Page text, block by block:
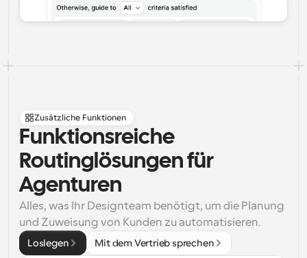
Zusätzliche Funktionen
Funktionsreiche
Routinglösungen für
Agenturen
Alles, was Ihr Designteam benötigt, um die Planung
und Zuweisung von Kunden zu automatisieren.
Loslegen Mit dem Vertrieb sprechen